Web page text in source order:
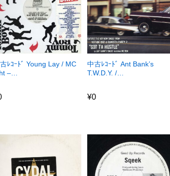
ﾚｺｰﾄﾞ Young Lay / MC
–…
中古ﾚｺｰﾄﾞ Ant Bank’s
T.W.D.Y. /…
¥0